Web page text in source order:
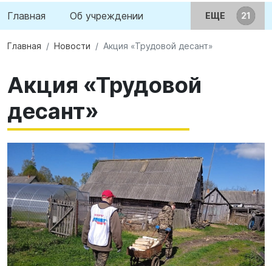
Главная Об учреждении ЕЩЕ
Главная Новости Акция «Трудовой десант»
Акция «Трудовой
десант»